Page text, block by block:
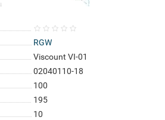
RGW
Viscount VI-01
02040110-18
100
195
10